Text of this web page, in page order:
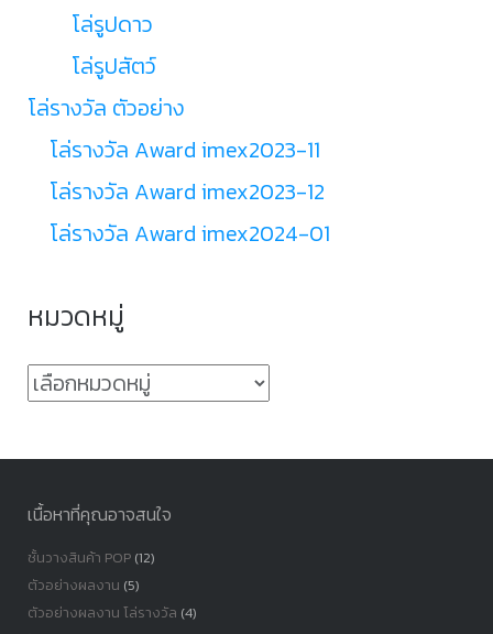
โล่รูปดาว
โล่รูปสัตว์
โล่รางวัล ตัวอย่าง
โล่รางวัล Award imex2023-11
โล่รางวัล Award imex2023-12
โล่รางวัล Award imex2024-01
หมวดหมู่
หมวด
เนื้อหาที่คุณอาจสนใจ
ชั้นวางสินค้า POP(12)
ตัวอย่างผลงาน (5)
ตัวอย่างผลงาน โล่รางวัล (4)